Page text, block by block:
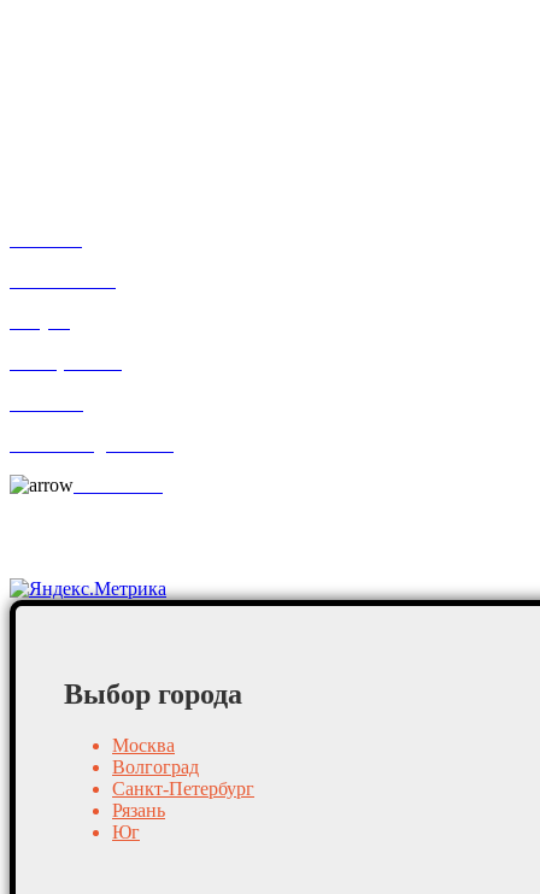
Выбор города
Москва
Волгоград
Санкт-Петербург
Рязань
Юг